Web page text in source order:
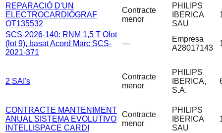
REPARACIÓ D'UN
ELECTROCARDIÒGRAF
OT135532
Contracte
menor
PHILIPS
IBERICA
SAU
SCS-2026-140: RNM 1,5 T Olot
(lot 9), basat Acord Marc SCS-
2021-371
—
Empresa
A28017143
2 SAI's
Contracte
menor
PHILIPS
IBERICA,
S.A.
CONTRACTE MANTENIMENT
ANUAL SISTEMA EVOLUTIVO
INTELLISPACE CARDI
Contracte
menor
PHILIPS
IBERICA
SAU